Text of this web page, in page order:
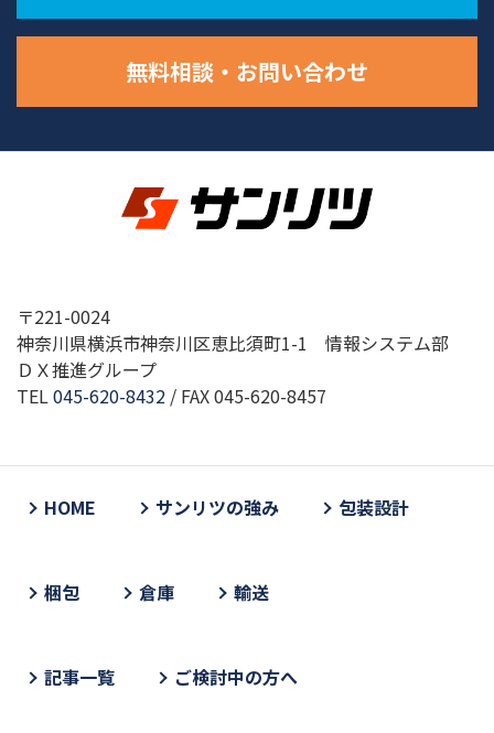
無料相談・お問い合わせ
〒221-0024
神奈川県横浜市神奈川区恵比須町1-1 情報システム部
ＤＸ推進グループ
TEL045-620-8432 / FAX 045-620-8457
HOME サンリツの強み 包装設計
梱包 倉庫 輸送
記事一覧 ご検討中の方へ